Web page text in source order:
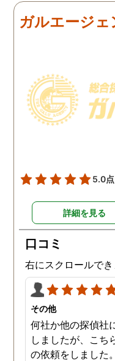
の証拠を集めても
にしました。夫は
とはしょっちゅう
の休みも休日出勤
家を空けているの
日に証拠集めをお
と会い、そのまま
間もラブホテルの
たようで、たった
倫の証拠を揃える
きました。
ガルエージェ
5.0点
詳細を見る
口コミ
右にスクロールで
その他
何社か他の探偵社
しましたが、こち
の依頼をしました